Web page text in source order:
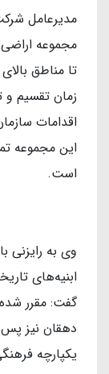
مدیرعامل
مجموعه اراضی
تا مناطق
زمان تقسیم و
اقدامات
این مجموعه
است.
ابنیه‌های
گفت: مقرر
دهقان نیز پس
یکپارچه